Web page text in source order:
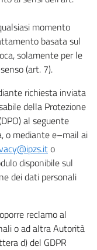
momento
basata sul
solamente per le
(art. 7).
richiesta inviata
della Protezione
al seguente
o mediante e–mail ai
o
disponibile sul
dei dati personali
reclamo al
o ad altra Autorità
d) del GDPR